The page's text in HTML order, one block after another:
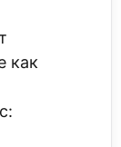
как